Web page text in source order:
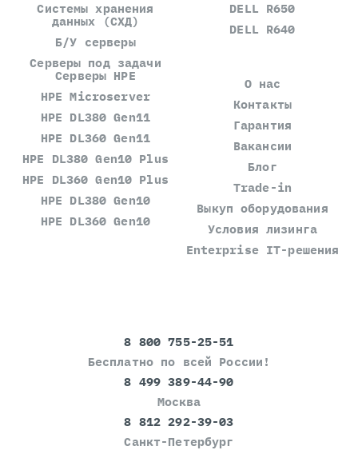
Системы хранения
данных (СХД)
Б/У серверы
Серверы под задачи
DELL R650
DELL R640
Серверы HPE
HPE Microserver
HPE DL380 Gen11
HPE DL360 Gen11
HPE DL380 Gen10 Plus
HPE DL360 Gen10 Plus
HPE DL380 Gen10
HPE DL360 Gen10
О нас
Контакты
Гарантия
Вакансии
Блог
Trade-in
Выкуп оборудования
Условия лизинга
Enterprise IT-решения
8 800 755-25-51
Бесплатно по всей России!
8 499 389-44-90
Москва
8 812 292-39-03
Санкт-Петербург